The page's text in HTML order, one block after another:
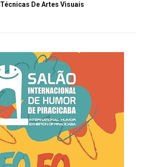
Técnicas De Artes Visuais